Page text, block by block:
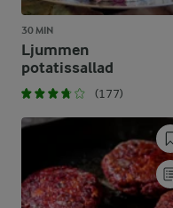
30 MIN
Ljummen
potatissallad
(177)